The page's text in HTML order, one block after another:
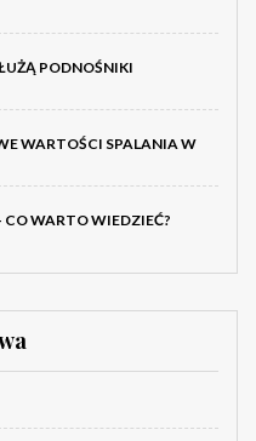
PODNOŚNIKI
WARTOŚCI SPALANIA W
WARTO WIEDZIEĆ?